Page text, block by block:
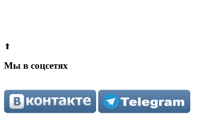
⬆
Мы в соцсетях